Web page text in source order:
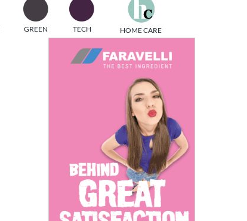
GREEN TECH HOME CARE